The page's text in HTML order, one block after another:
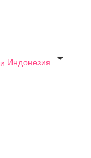
Индонезия
